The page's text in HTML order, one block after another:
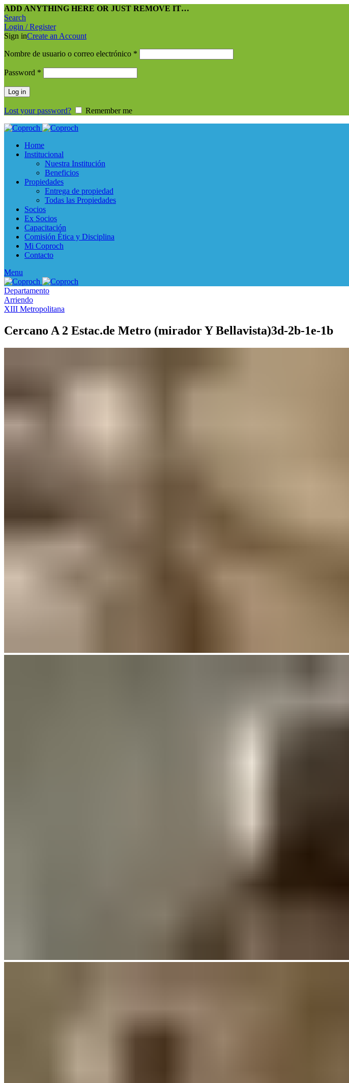
ADD ANYTHING HERE OR JUST REMOVE IT…
Search
Login / Register
Sign inCreate an Account
Nombre de usuario o correo electrónico *
Password *
Log in
Lost your password? Remember me
Home
Institucional
Nuestra Institución
Beneficios
Propiedades
Entrega de propiedad
Todas las Propiedades
Socios
Ex Socios
Capacitación
Comisión Ética y Disciplina
Mi Coproch
Contacto
Menu
Departamento
Arriendo
XIII Metropolitana
Cercano A 2 Estac.de Metro (mirador Y Bellavista)3d-2b-1e-1b